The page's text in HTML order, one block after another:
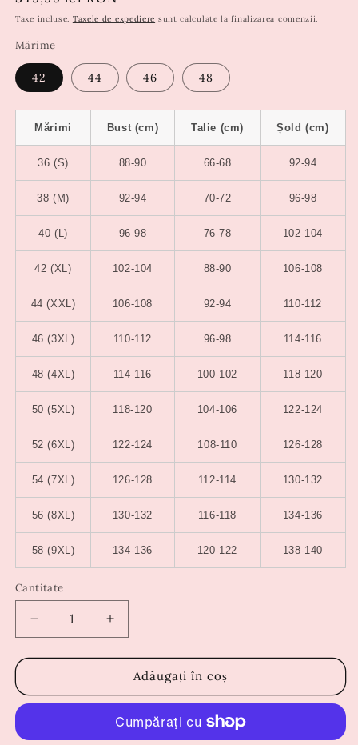
obișnuit
Taxe incluse. Taxele de expediere sunt calculate la finalizarea comenzii.
Mărime
42 44 46 48
Mărimi Bust (cm) Talie (cm) Șold (cm)
36 (S) 88-90 66-68 92-94
38 (M) 92-94 70-72 96-98
40 (L) 96-98 76-78 102-104
42 (XL) 102-104 88-90 106-108
44 (XXL) 106-108 92-94 110-112
46 (3XL) 110-112 96-98 114-116
48 (4XL) 114-116 100-102 118-120
50 (5XL) 118-120 104-106 122-124
52 (6XL) 122-124 108-110 126-128
54 (7XL) 126-128 112-114 130-132
56 (8XL) 130-132 116-118 134-136
58 (9XL) 134-136 120-122 138-140
Cantitate
Reduceți
cantitatea
pentru
Isadora
Creșteți
cantitatea
pentru
Rochie
Isadora
Adăugați în coș